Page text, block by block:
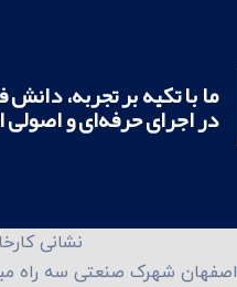
ما با تکیه بر تجربه،
در اجرای حرفه‌ای و
نشانی
اصفهان شهرک صنعتی سه راه